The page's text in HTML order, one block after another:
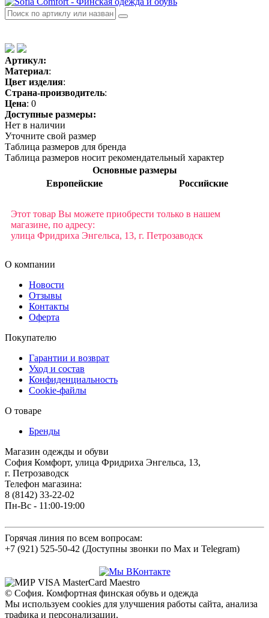
Артикул:
Материал:
Цвет изделия:
Страна-производитель:
Цена: 0
Доступные размеры:
Нет в наличии
Уточните свой размер
Таблица размеров для бренда
Таблица размеров носит рекомендательный характер
Основные размеры
Европейские
Российские
Этот товар Вы можете приобрести только в нашем
магазине, по адресу:
улица Фридриха Энгельса, 13, г. Петрозаводск
О компании
Новости
Отзывы
Контакты
Оферта
Покупателю
Гарантии и возврат
Уход и состав
Конфиденциальность
Cookie-файлы
О товаре
Бренды
Магазин одежды и обуви
София Комфорт, улица Фридриха Энгельса, 13,
г. Петрозаводск
Телефон магазина:
8 (8142) 33-22-02
Пн-Вс - 11:00-19:00
Горячая линия по всем вопросам:
+7 (921) 525-50-42 (Доступны звонки по Max и Telegram)
© София. Комфортная финская обувь и одежда
Мы используем cookies для улучшения работы сайта, анализа
трафика и персонализации.